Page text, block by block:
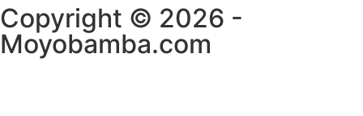
Copyright © 2026 -
Moyobamba.com